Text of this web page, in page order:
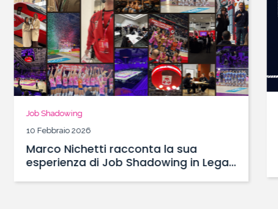
Job Shadowing
10 Febbraio 2026
Marco Nichetti racconta la sua
esperienza di Job Shadowing in Lega